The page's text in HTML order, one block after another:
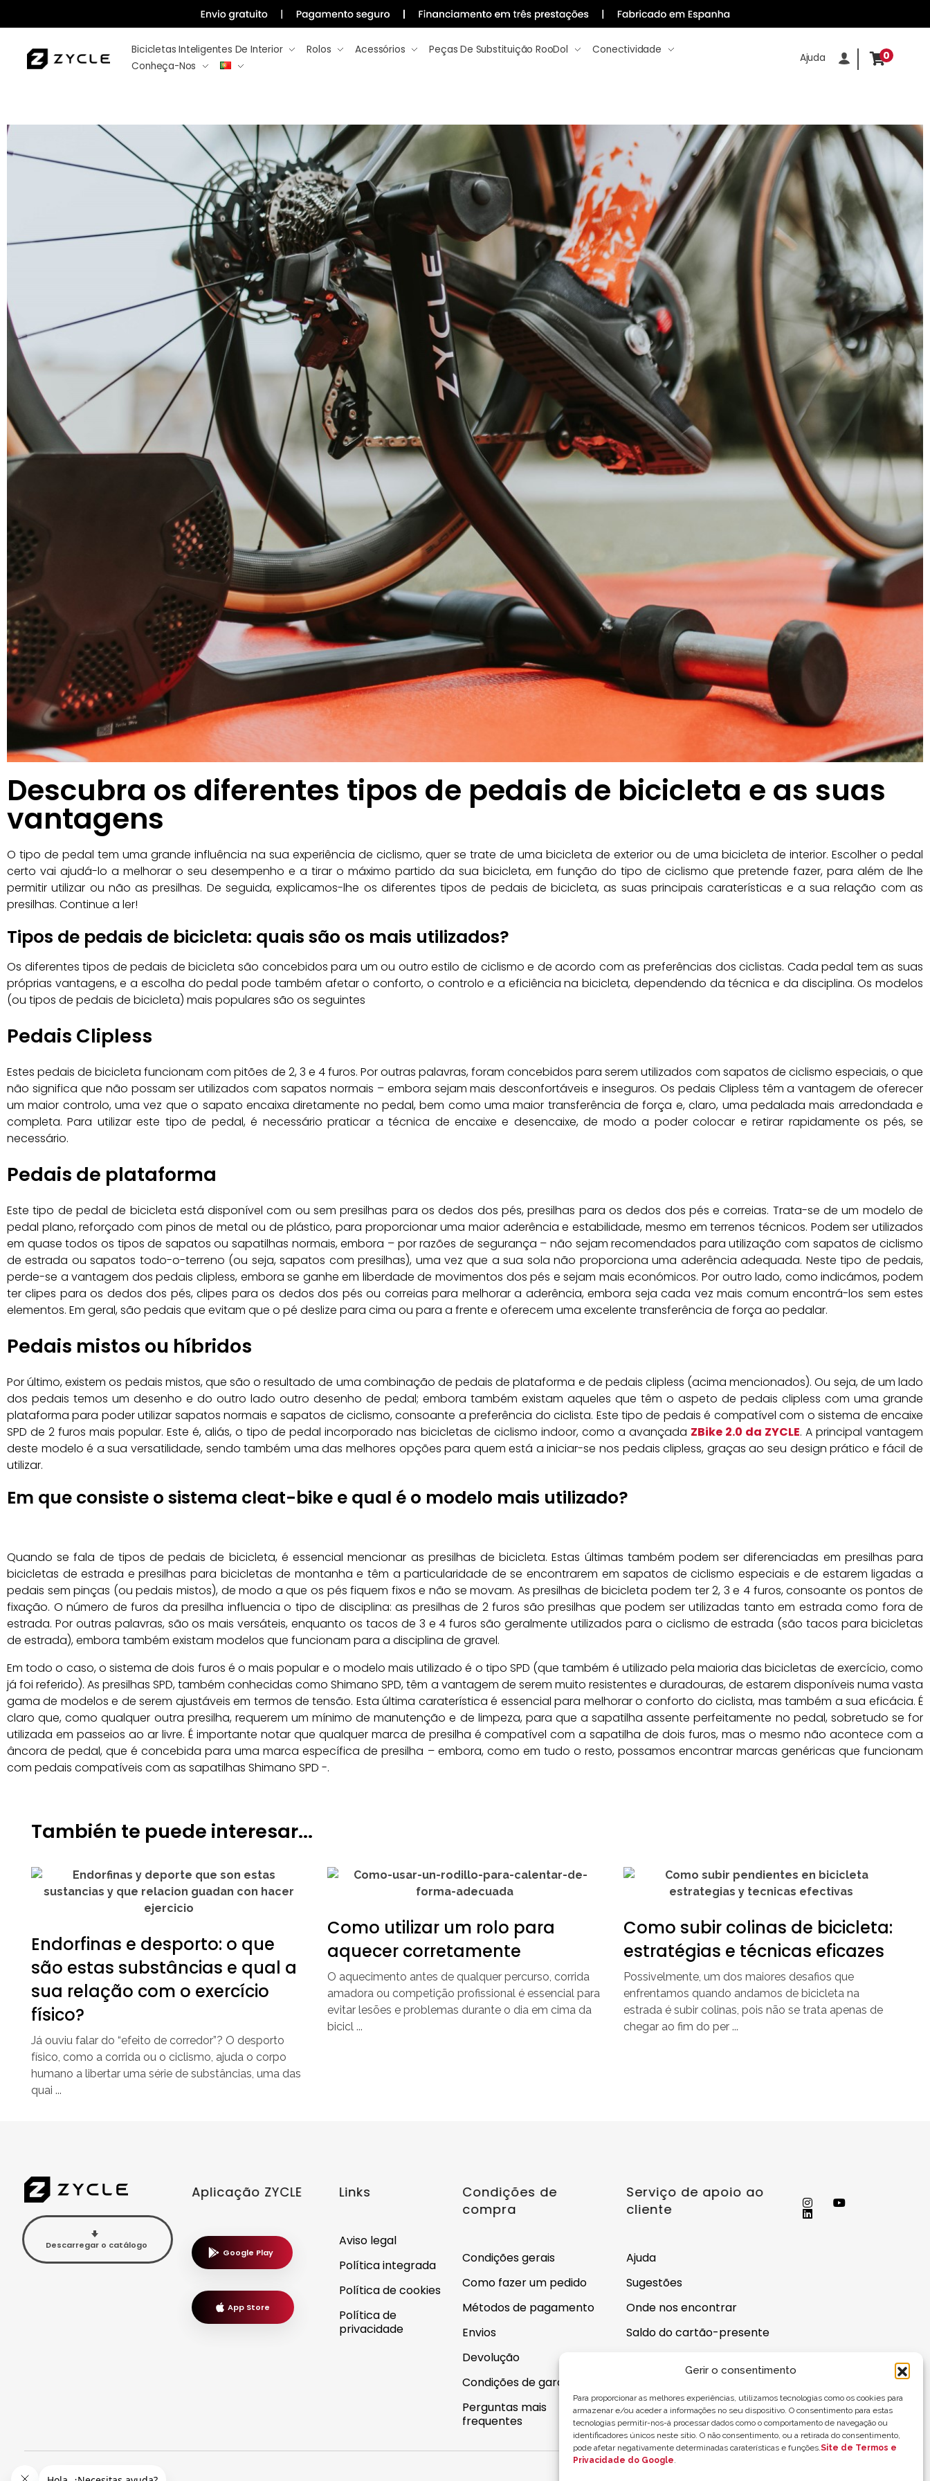
Gerir o consentimento
Para proporcionar as melhores experiências, utilizamos tecnologias como os cookies para
armazenar e/ou aceder a informações no seu dispositivo. O consentimento para estas
tecnologias permitir-nos-á processar dados como o comportamento de navegação ou
identificadores únicos neste sítio. O não consentimento, ou a retirada do consentimento,
pode afetar negativamente determinadas caraterísticas e funções.Site de Termos e
Privacidade do Google.
Bicicletas Inteligentes De Interior Rolos Acessórios Peças De Substituição RooDol
Conectividade
Conheça-Nos
Ajuda 0
Descubra os diferentes tipos de pedais de bicicleta e as suas
vantagens
O tipo de pedal tem uma grande influência na sua experiência de ciclismo, quer se trate de uma bicicleta de exterior ou de uma bicicleta de interior. Escolher o pedal
certo vai ajudá-lo a melhorar o seu desempenho e a tirar o máximo partido da sua bicicleta, em função do tipo de ciclismo que pretende fazer, para além de lhe
permitir utilizar ou não as presilhas. De seguida, explicamos-lhe os diferentes tipos de pedais de bicicleta, as suas principais caraterísticas e a sua relação com as
presilhas. Continue a ler!
Tipos de pedais de bicicleta: quais são os mais utilizados?
Os diferentes tipos de pedais de bicicleta são concebidos para um ou outro estilo de ciclismo e de acordo com as preferências dos ciclistas. Cada pedal tem as suas
próprias vantagens, e a escolha do pedal pode também afetar o conforto, o controlo e a eficiência na bicicleta, dependendo da técnica e da disciplina. Os modelos
(ou tipos de pedais de bicicleta) mais populares são os seguintes
Pedais Clipless
Estes pedais de bicicleta funcionam com pitões de 2, 3 e 4 furos. Por outras palavras, foram concebidos para serem utilizados com sapatos de ciclismo especiais, o que
não significa que não possam ser utilizados com sapatos normais – embora sejam mais desconfortáveis e inseguros. Os pedais Clipless têm a vantagem de oferecer
um maior controlo, uma vez que o sapato encaixa diretamente no pedal, bem como uma maior transferência de força e, claro, uma pedalada mais arredondada e
completa. Para utilizar este tipo de pedal, é necessário praticar a técnica de encaixe e desencaixe, de modo a poder colocar e retirar rapidamente os pés, se
necessário.
Pedais de plataforma
Este tipo de pedal de bicicleta está disponível com ou sem presilhas para os dedos dos pés, presilhas para os dedos dos pés e correias. Trata-se de um modelo de
pedal plano, reforçado com pinos de metal ou de plástico, para proporcionar uma maior aderência e estabilidade, mesmo em terrenos técnicos. Podem ser utilizados
em quase todos os tipos de sapatos ou sapatilhas normais, embora – por razões de segurança – não sejam recomendados para utilização com sapatos de ciclismo
de estrada ou sapatos todo-o-terreno (ou seja, sapatos com presilhas), uma vez que a sua sola não proporciona uma aderência adequada. Neste tipo de pedais,
perde-se a vantagem dos pedais clipless, embora se ganhe em liberdade de movimentos dos pés e sejam mais económicos. Por outro lado, como indicámos, podem
ter clipes para os dedos dos pés, clipes para os dedos dos pés ou correias para melhorar a aderência, embora seja cada vez mais comum encontrá-los sem estes
elementos. Em geral, são pedais que evitam que o pé deslize para cima ou para a frente e oferecem uma excelente transferência de força ao pedalar.
Pedais mistos ou híbridos
Por último, existem os pedais mistos, que são o resultado de uma combinação de pedais de plataforma e de pedais clipless (acima mencionados). Ou seja, de um lado
dos pedais temos um desenho e do outro lado outro desenho de pedal; embora também existam aqueles que têm o aspeto de pedais clipless com uma grande
plataforma para poder utilizar sapatos normais e sapatos de ciclismo, consoante a preferência do ciclista. Este tipo de pedais é compatível com o sistema de encaixe
SPD de 2 furos mais popular. Este é, aliás, o tipo de pedal incorporado nas bicicletas de ciclismo indoor, como a avançada ZBike 2.0 da ZYCLE. A principal vantagem
deste modelo é a sua versatilidade, sendo também uma das melhores opções para quem está a iniciar-se nos pedais clipless, graças ao seu design prático e fácil de
utilizar.
Em que consiste o sistema cleat-bike e qual é o modelo mais utilizado?
Quando se fala de tipos de pedais de bicicleta, é essencial mencionar as presilhas de bicicleta. Estas últimas também podem ser diferenciadas em presilhas para
bicicletas de estrada e presilhas para bicicletas de montanha e têm a particularidade de se encontrarem em sapatos de ciclismo especiais e de estarem ligadas a
pedais sem pinças (ou pedais mistos), de modo a que os pés fiquem fixos e não se movam. As presilhas de bicicleta podem ter 2, 3 e 4 furos, consoante os pontos de
fixação. O número de furos da presilha influencia o tipo de disciplina: as presilhas de 2 furos são presilhas que podem ser utilizadas tanto em estrada como fora de
estrada. Por outras palavras, são os mais versáteis, enquanto os tacos de 3 e 4 furos são geralmente utilizados para o ciclismo de estrada (são tacos para bicicletas
de estrada), embora também existam modelos que funcionam para a disciplina de gravel.
Em todo o caso, o sistema de dois furos é o mais popular e o modelo mais utilizado é o tipo SPD (que também é utilizado pela maioria das bicicletas de exercício, como
já foi referido). As presilhas SPD, também conhecidas como Shimano SPD, têm a vantagem de serem muito resistentes e duradouras, de estarem disponíveis numa vasta
gama de modelos e de serem ajustáveis em termos de tensão. Esta última caraterística é essencial para melhorar o conforto do ciclista, mas também a sua eficácia. É
claro que, como qualquer outra presilha, requerem um mínimo de manutenção e de limpeza, para que a sapatilha assente perfeitamente no pedal, sobretudo se for
utilizada em passeios ao ar livre. É importante notar que qualquer marca de presilha é compatível com a sapatilha de dois furos, mas o mesmo não acontece com a
âncora de pedal, que é concebida para uma marca específica de presilha – embora, como em tudo o resto, possamos encontrar marcas genéricas que funcionam
com pedais compatíveis com as sapatilhas Shimano SPD -.
También te puede interesar...
Endorfinas e desporto: o que
são estas substâncias e qual a
sua relação com o exercício
físico?
Já ouviu falar do “efeito de corredor”? O desporto
físico, como a corrida ou o ciclismo, ajuda o corpo
humano a libertar uma série de substâncias, uma das
quai ...
Como utilizar um rolo para
aquecer corretamente
O aquecimento antes de qualquer percurso, corrida
amadora ou competição profissional é essencial para
evitar lesões e problemas durante o dia em cima da
bicicl ...
Como subir colinas de bicicleta:
estratégias e técnicas eficazes
Possivelmente, um dos maiores desafios que
enfrentamos quando andamos de bicicleta na
estrada é subir colinas, pois não se trata apenas de
chegar ao fim do per ...
Descarregar o catálogo
Aplicação ZYCLE
Google Play
App Store
Links
Aviso legal
Política integrada
Política de cookies
Política de
privacidade
Condições de
compra
Condições gerais
Como fazer um pedido
Métodos de pagamento
Envios
Devolução
Condições de garantia
Perguntas mais
frequentes
Serviço de apoio ao
cliente
Ajuda
Sugestões
Onde nos encontrar
Saldo do cartão-presente